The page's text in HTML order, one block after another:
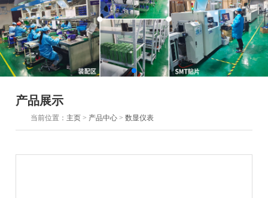
产品展示
当前位置： 主页 > 产品中心 >数显仪表